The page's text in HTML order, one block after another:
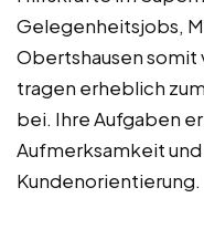
Gelegenheitsjobs,
Obertshausen
tragen erheblich
bei. Ihre Aufgaben
Aufmerksamkeit und
Kundenorientierung.